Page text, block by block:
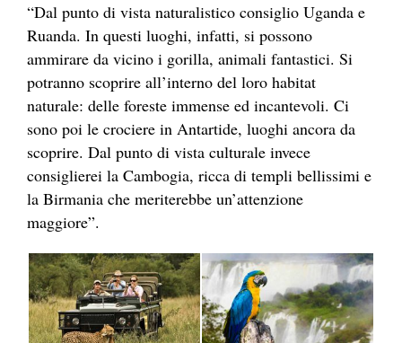
“Dal punto di vista naturalistico consiglio Uganda e
Ruanda. In questi luoghi, infatti, si possono
ammirare da vicino i gorilla, animali fantastici. Si
potranno scoprire all’interno del loro habitat
naturale: delle foreste immense ed incantevoli. Ci
sono poi le crociere in Antartide, luoghi ancora da
scoprire. Dal punto di vista culturale invece
consiglierei la Cambogia, ricca di templi bellissimi e
la Birmania che meriterebbe un’attenzione
maggiore”.